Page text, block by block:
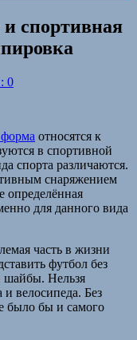
спортивная
0
относятся к
в спортивной
спорта различаются.
снаряжением
определённая
для данного вида
часть в жизни
футбол без
шайбы. Нельзя
и велосипеда. Без
было бы и самого